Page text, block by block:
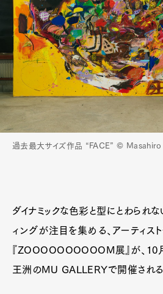
過去最大サイズ作品 “FACE” ©︎
ダイナミックな色彩と型にとわられ
ィングが注目を集める、アーティ
『ZOOOOOOOOOOM展』が、10
王洲のMU GALLERYで開催される